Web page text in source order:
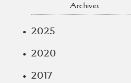
Archives
2025
2020
2017